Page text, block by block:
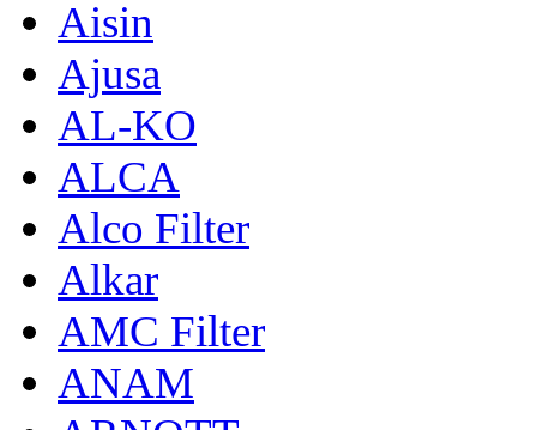
Aisin
Ajusa
AL-KO
ALCA
Alco Filter
Alkar
AMC Filter
ANAM